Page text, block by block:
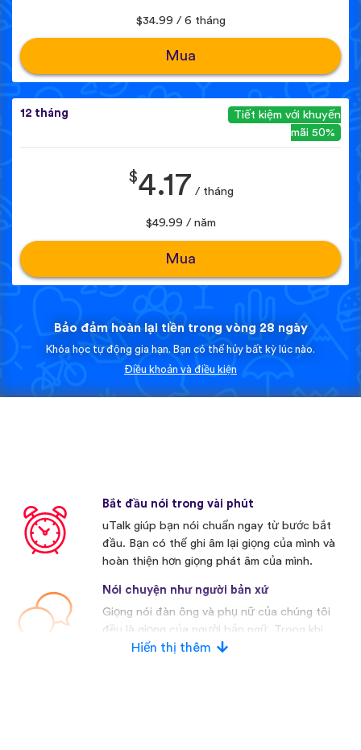
$34.99 / 6 tháng
Mua
12 tháng
Tiết kiệm với khuyến
mãi 50%
$4.17 / tháng
$49.99 / năm
Mua
Bảo đảm hoàn lại tiền trong vòng 28 ngày
Khóa học tự động gia hạn. Bạn có thể hủy bất kỳ lúc nào.
Điều khoản và điều kiện
Bắt đầu nói trong vài phút
uTalk giúp bạn nói chuẩn ngay từ bước bắt
đầu. Bạn có thể ghi âm lại giọng của mình và
hoàn thiện hơn giọng phát âm của mình.
Nói chuyện như người bản xứ
Giọng nói đàn ông và phụ nữ của chúng tôi
đều là giọng của người bản ngữ. Trong khi
nhiều nhà cạnh tranh khác thường sử dụng
Hiển thị thêm